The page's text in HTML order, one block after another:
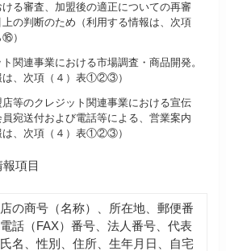
る審査、加盟後の適正についての再審
の判断のため（利用する情報は、次項
）
関連事業における市場調査・商品開発。
は、次項（４）表①②③）
等のクレジット関連事業における宣伝
宛送付および電話等による、営業案内
は、次項（４）表①②③）
項目
の商号（名称）、所在地、郵便番
話（FAX）番号、法人番号、代表
名、性別、住所、生年月日、自宅